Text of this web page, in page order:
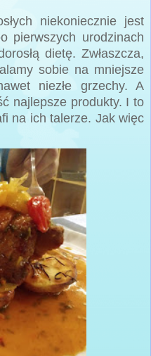
niekoniecznie jest
pierwszych urodzinach
dietę. Zwłaszcza,
sobie na mniejsze
niezłe grzechy. A
najlepsze produkty. I to
na ich talerze. Jak więc